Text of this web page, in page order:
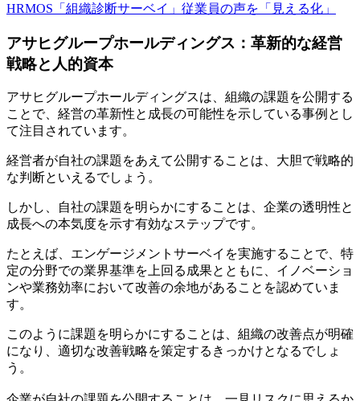
HRMOS「組織診断サーベイ」従業員の声を「見える化」
アサヒグループホールディングス：革新的な経営
戦略と人的資本
アサヒグループホールディングスは、組織の課題を公開する
ことで、経営の革新性と成長の可能性を示している事例とし
て注目されています。
経営者が自社の課題をあえて公開することは、大胆で戦略的
な判断といえるでしょう。
しかし、自社の課題を明らかにすることは、企業の透明性と
成長への本気度を示す有効なステップです。
たとえば、エンゲージメントサーベイを実施することで、特
定の分野での業界基準を上回る成果とともに、イノベーショ
ンや業務効率において改善の余地があることを認めていま
す。
このように課題を明らかにすることは、組織の改善点が明確
になり、適切な改善戦略を策定するきっかけとなるでしょ
う。